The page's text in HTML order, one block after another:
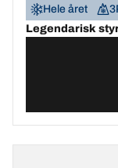
Hele året
Legendarisk